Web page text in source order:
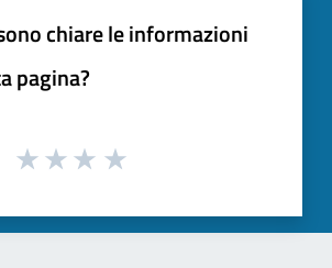
chiare le informazioni
pagina?